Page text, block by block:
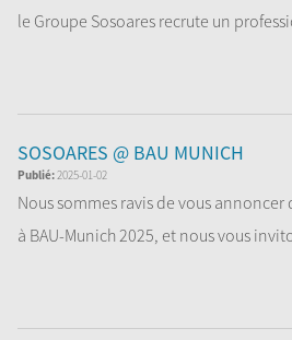
le Groupe Sosoares recrute un
SOSOARES @ BAU MUNICH
Publié:2025-01-02
Nous sommes ravis de vous annoncer
à BAU-Munich 2025, et nous vous